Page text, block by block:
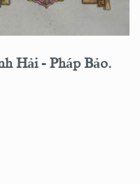
Hải - Pháp Bảo.